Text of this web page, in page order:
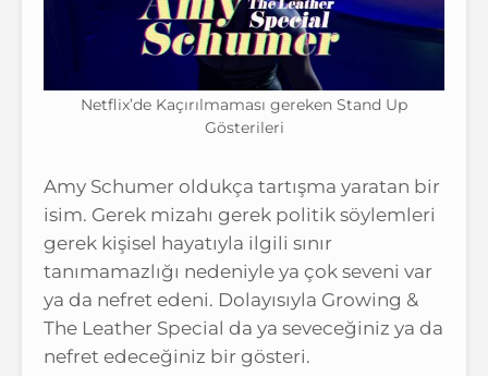
Netflix’de Kaçırılmaması gereken Stand Up
Gösterileri
Amy Schumer oldukça tartışma yaratan bir
isim. Gerek mizahı gerek politik söylemleri
gerek kişisel hayatıyla ilgili sınır
tanımamazlığı nedeniyle ya çok seveni var
ya da nefret edeni. Dolayısıyla Growing &
The Leather Special da ya seveceğiniz ya da
nefret edeceğiniz bir gösteri.